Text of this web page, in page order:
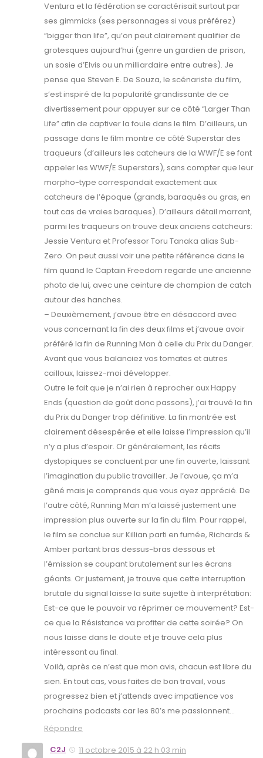
Ventura et la fédération se caractérisait surtout par
ses gimmicks (ses personnages si vous préférez)
“bigger than life”, qu’on peut clairement qualifier de
grotesques aujourd’hui (genre un gardien de prison,
un sosie d’Elvis ou un milliardaire entre autres). Je
pense que Steven E. De Souza, le scénariste du film,
s’est inspiré de la popularité grandissante de ce
divertissement pour appuyer sur ce côté “Larger Than
Life” afin de captiver la foule dans le film. D’ailleurs, un
passage dans le film montre ce côté Superstar des
traqueurs (d’ailleurs les catcheurs de la WWF/E se font
appeler les WWF/E Superstars), sans compter que leur
morpho-type correspondait exactement aux
catcheurs de l’époque (grands, baraqués ou gras, en
tout cas de vraies baraques). D’ailleurs détail marrant,
parmi les traqueurs on trouve deux anciens catcheurs:
Jessie Ventura et Professor Toru Tanaka alias Sub-
Zero. On peut aussi voir une petite référence dans le
film quand le Captain Freedom regarde une ancienne
photo de lui, avec une ceinture de champion de catch
autour des hanches.
– Deuxièmement, j’avoue être en désaccord avec
vous concernant la fin des deux films et j’avoue avoir
préféré la fin de Running Man à celle du Prix du Danger.
Avant que vous balanciez vos tomates et autres
cailloux, laissez-moi développer.
Outre le fait que je n’ai rien à reprocher aux Happy
Ends (question de goût donc passons), j’ai trouvé la fin
du Prix du Danger trop définitive. La fin montrée est
clairement désespérée et elle laisse l’impression qu’il
n’y a plus d’espoir. Or généralement, les récits
dystopiques se concluent par une fin ouverte, laissant
l’imagination du public travailler. Je l’avoue, ça m’a
gêné mais je comprends que vous ayez apprécié. De
l’autre côté, Running Man m’a laissé justement une
impression plus ouverte sur la fin du film. Pour rappel,
le film se conclue sur Killian parti en fumée, Richards &
Amber partant bras dessus-bras dessous et
l’émission se coupant brutalement sur les écrans
géants. Or justement, je trouve que cette interruption
brutale du signal laisse la suite sujette à interprétation:
Est-ce que le pouvoir va réprimer ce mouvement? Est-
ce que la Résistance va profiter de cette soirée? On
nous laisse dans le doute et je trouve cela plus
intéressant au final.
Voilà, après ce n’est que mon avis, chacun est libre du
sien. En tout cas, vous faites de bon travail, vous
progressez bien et j’attends avec impatience vos
prochains podcasts car les 80’s me passionnent…
Répondre
C2J
11 octobre 2015 à 22 h 03 min